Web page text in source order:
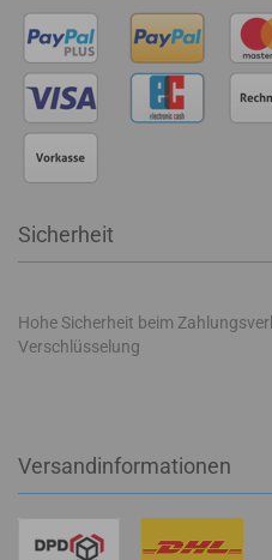
Sicherheit
Hohe Sicherheit beim
Verschlüsselung
Versandinformationen